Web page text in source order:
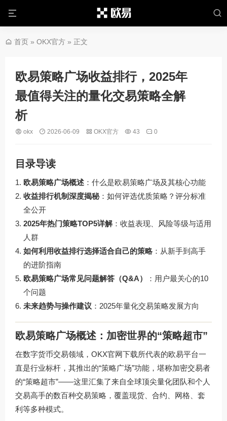
首页 » OKX官方 » 正文
欧易策略广场收益排行，2025年
最值得关注的量化交易策略全解
析
okx 2026-06-09 OKX官方 43 0
目录导读
欧易策略广场概述 ：什么是欧易策略广场及其核心功能
收益排行机制深度揭秘：如何评选优质策略？评分标准
全公开
2025年热门策略TOP5详解：收益表现、风险等级与适用
人群
如何利用收益排行选择适合自己的策略 ：从新手到高手
的进阶指南
欧易策略广场常见问题解答（Q&A）
：用户最关心的10
个问题
未来趋势与操作建议 ：2025年量化交易策略发展方向
欧易策略广场概述：加密世界的“策略超市”
在数字货币交易领域， OKX官网下载所代表的欧易平台一
直是行业标杆，其推出的“策略广场”功能，堪称加密交易者
的“策略超市”——这里汇集了来自全球顶尖量化团队和个人
交易高手的数百种交易策略，覆盖现货、合约、网格、套
利等多种模式。